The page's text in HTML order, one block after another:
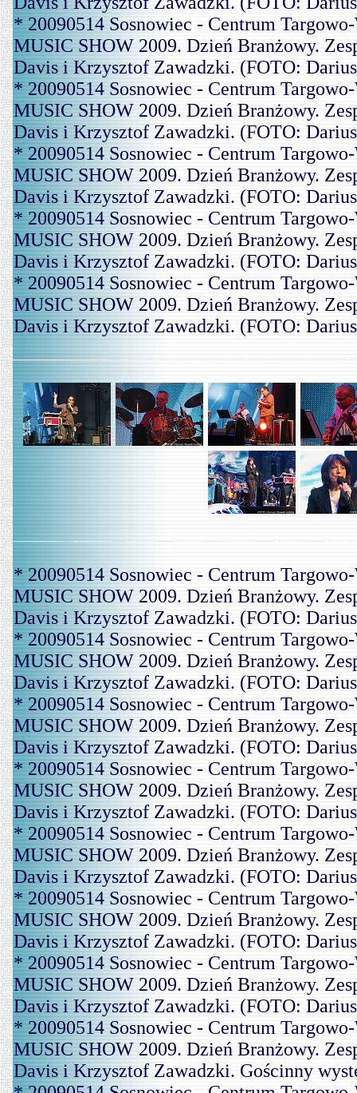
* 20090514 Sosnowiec - Centrum
MUSIC SHOW 2009. Dzień Branżowy.
Davis i Krzysztof Zawadzki. (FOTO:
* 20090514 Sosnowiec - Centrum
MUSIC SHOW 2009. Dzień Branżowy.
Davis i Krzysztof Zawadzki. (FOTO:
* 20090514 Sosnowiec - Centrum
MUSIC SHOW 2009. Dzień Branżowy.
Davis i Krzysztof Zawadzki. (FOTO:
* 20090514 Sosnowiec - Centrum
MUSIC SHOW 2009. Dzień Branżowy.
Davis i Krzysztof Zawadzki. (FOTO:
* 20090514 Sosnowiec - Centrum
MUSIC SHOW 2009. Dzień Branżowy.
Davis i Krzysztof Zawadzki. (FOTO:
* 20090514 Sosnowiec - Centrum
MUSIC SHOW 2009. Dzień Branżowy.
Davis i Krzysztof Zawadzki. (FOTO:
* 20090514 Sosnowiec - Centrum
MUSIC SHOW 2009. Dzień Branżowy.
Davis i Krzysztof Zawadzki. (FOTO:
* 20090514 Sosnowiec - Centrum
MUSIC SHOW 2009. Dzień Branżowy.
Davis i Krzysztof Zawadzki. (FOTO:
* 20090514 Sosnowiec - Centrum
MUSIC SHOW 2009. Dzień Branżowy.
Davis i Krzysztof Zawadzki. (FOTO:
* 20090514 Sosnowiec - Centrum
MUSIC SHOW 2009. Dzień Branżowy.
Davis i Krzysztof Zawadzki. (FOTO:
* 20090514 Sosnowiec - Centrum
MUSIC SHOW 2009. Dzień Branżowy.
Davis i Krzysztof Zawadzki. (FOTO:
* 20090514 Sosnowiec - Centrum
MUSIC SHOW 2009. Dzień Branżowy.
Davis i Krzysztof Zawadzki. (FOTO:
* 20090514 Sosnowiec - Centrum
MUSIC SHOW 2009. Dzień Branżowy.
Davis i Krzysztof Zawadzki. Gościnny